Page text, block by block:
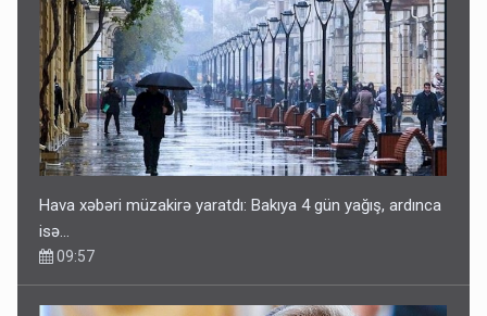
Hava xəbəri müzakirə yaratdı: Bakıya 4 gün yağış, ardınca
isə…
09:57